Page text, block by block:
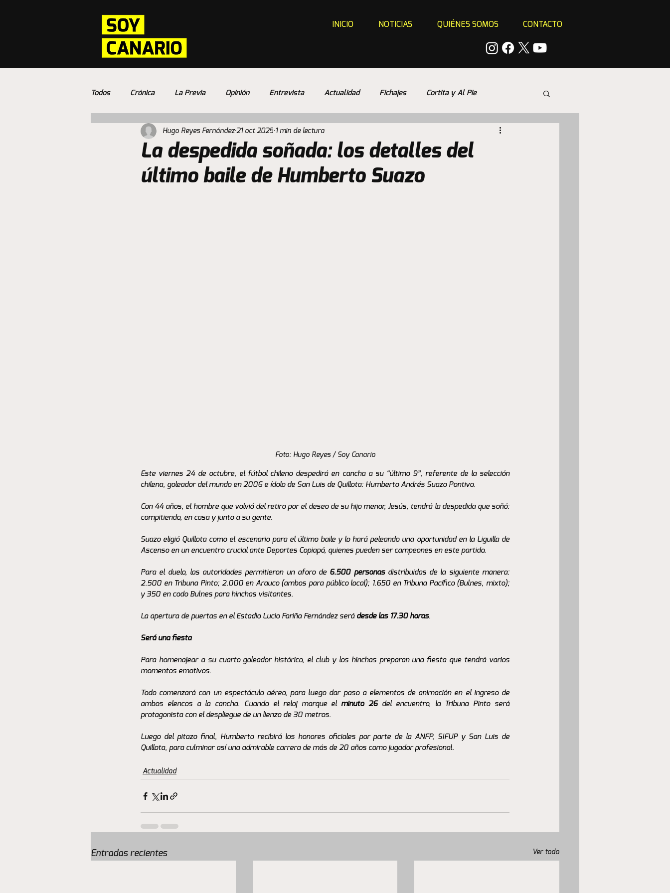
INICIO NOTICIAS QUIÉNES SOMOS CONTACTO
Todos Crónica La Previa Opinión Entrevista Actualidad Fichajes Cortita y Al Pie
La despedida soñada: los detalles del
último baile de Humberto Suazo
Hugo Reyes Fernández 21 oct 2025 1 min de lectura
Foto: Hugo Reyes / Soy Canario
Este viernes 24 de octubre, el fútbol chileno despedirá en cancha a su “último 9”, referente de la selección
chilena, goleador del mundo en 2006 e ídolo de San Luis de Quillota: Humberto Andrés Suazo Pontivo.
Con 44 años, el hombre que volvió del retiro por el deseo de su hijo menor, Jesús, tendrá la despedida que soñó:
compitiendo, en casa y junto a su gente.
Suazo eligió Quillota como el escenario para el último baile y lo hará peleando una oportunidad en la Liguilla de
Ascenso en un encuentro crucial ante Deportes Copiapó, quienes pueden ser campeones en este partido.
Para el duelo, las autoridades permitieron un aforo de 6.500 personas distribuidas de la siguiente manera:
2.500 en Tribuna Pinto; 2.000 en Arauco (ambos para público local); 1.650 en Tribuna Pacífico (Bulnes, mixto);
y 350 en codo Bulnes para hinchas visitantes.
La apertura de puertas en el Estadio Lucio Fariña Fernández será desde las 17.30 horas.
Será una fiesta
Para homenajear a su cuarto goleador histórico, el club y los hinchas preparan una fiesta que tendrá varios
momentos emotivos.
Todo comenzará con un espectáculo aéreo, para luego dar paso a elementos de animación en el ingreso de
ambos elencos a la cancha. Cuando el reloj marque el minuto 26 del encuentro, la Tribuna Pinto será
protagonista con el despliegue de un lienzo de 30 metros.
Luego del pitazo final, Humberto recibirá los honores oficiales por parte de la ANFP, SIFUP y San Luis de
Quillota, para culminar así una admirable carrera de más de 20 años como jugador profesional.
Actualidad
Entradas recientes Ver todo